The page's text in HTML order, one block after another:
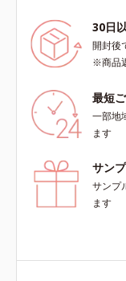
30日
開封後
※商品
最短
一部地
ます
サン
サンプ
ます